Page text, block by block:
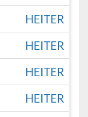
HEITER
HEITER
HEITER
HEITER